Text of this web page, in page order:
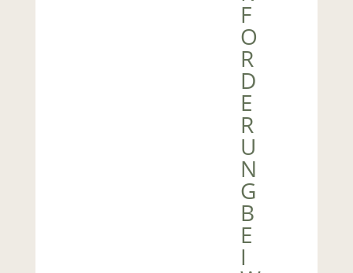
F
O
R
D
E
R
U
N
G
B
E
I